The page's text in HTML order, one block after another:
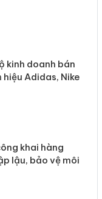
kinh doanh bán
Adidas, Nike
khai hàng
lậu, bảo vệ môi